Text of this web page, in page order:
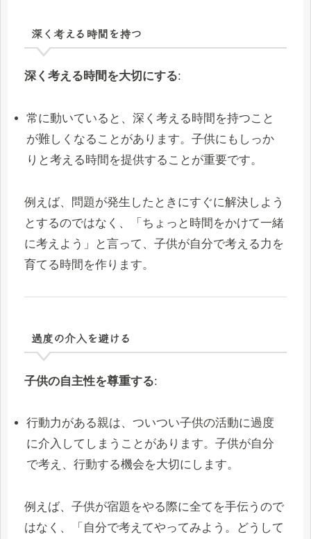
深く考える時間を持つ
深く考える時間を大切にする:
常に動いていると、深く考える時間を持つこと
が難しくなることがあります。子供にもしっか
りと考える時間を提供することが重要です。
例えば、問題が発生したときにすぐに解決しよう
とするのではなく、「ちょっと時間をかけて一緒
に考えよう」と言って、子供が自分で考える力を
育てる時間を作ります。
過度の介入を避ける
子供の自主性を尊重する:
行動力がある親は、ついつい子供の活動に過度
に介入してしまうことがあります。子供が自分
で考え、行動する機会を大切にします。
例えば、子供が宿題をやる際に全てを手伝うので
はなく、「自分で考えてやってみよう。どうして